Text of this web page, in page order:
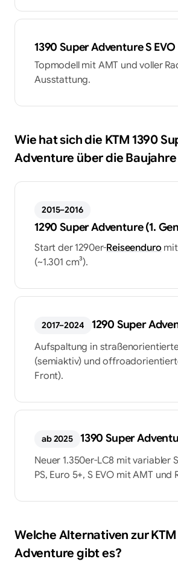
1390 Super Adventure S EVO
Topmodell mit AMT und voller
Ausstattung.
Wie hat sich dieKTM1390
Adventureüber die
2015–2016
1290 Super Adventure (1.
Start der 1290er-Reiseenduromit
(~1.301 cm³).
2017–2024 1290 Super
Aufspaltung in
(semiaktiv) und
Front).
ab 2025 1390 Super
Neuer 1.350er-LC8 mit variabler
PS, Euro 5+, S EVO mit AMT und
Welche Alternativen zur
Adventure gibt es?